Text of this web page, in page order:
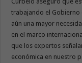
trabajando el Gobierno
aún una mayor
en el marco
que los expertos
económica en nuestro